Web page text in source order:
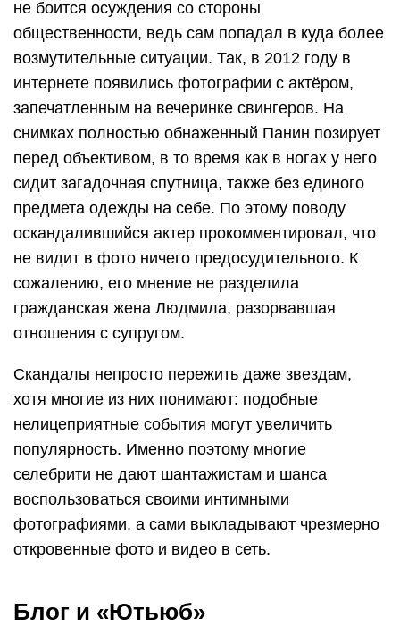
не боится осуждения со стороны
общественности, ведь сам попадал в куда более
возмутительные ситуации. Так, в 2012 году в
интернете появились фотографии с актёром,
запечатленным на вечеринке свингеров. На
снимках полностью обнаженный Панин позирует
перед объективом, в то время как в ногах у него
сидит загадочная спутница, также без единого
предмета одежды на себе. По этому поводу
оскандалившийся актер прокомментировал, что
не видит в фото ничего предосудительного. К
сожалению, его мнение не разделила
гражданская жена Людмила, разорвавшая
отношения с супругом.
Скандалы непросто пережить даже звездам,
хотя многие из них понимают: подобные
нелицеприятные события могут увеличить
популярность. Именно поэтому многие
селебрити не дают шантажистам и шанса
воспользоваться своими интимными
фотографиями, а сами выкладывают чрезмерно
откровенные фото и видео в сеть.
Блог и «Ютьюб»